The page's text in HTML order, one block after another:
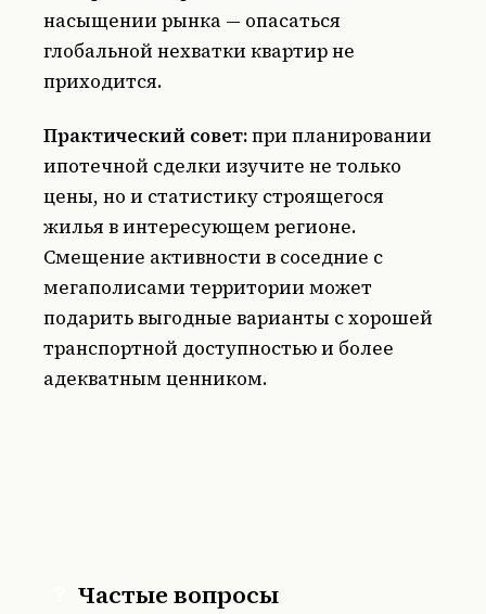
насыщении рынка — опасаться
глобальной нехватки квартир не
приходится.
Практический совет:при планировании
ипотечной сделки изучите не только
цены, но и статистику строящегося
жилья в интересующем регионе.
Смещение активности в соседние с
мегаполисами территории может
подарить выгодные варианты с хорошей
транспортной доступностью и более
адекватным ценником.
Частые вопросы